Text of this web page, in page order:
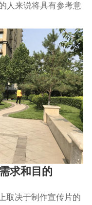
人来说将具有参考意
求和目的
取决于制作宣传片的